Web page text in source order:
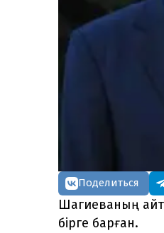
Поделиться
Шагиеваның
бірге барған.